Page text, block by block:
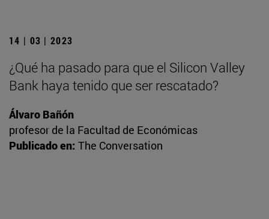
14 | 03 | 2023
¿Qué ha pasado para que el Silicon Valley
Bank haya tenido que ser rescatado?
Álvaro Bañón
profesor de la Facultad de Económicas
Publicado en: The Conversation